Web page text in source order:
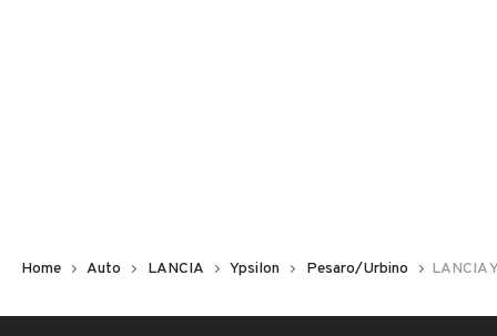
Home Auto LANCIA Ypsilon Pesaro/Urbino LANCIA